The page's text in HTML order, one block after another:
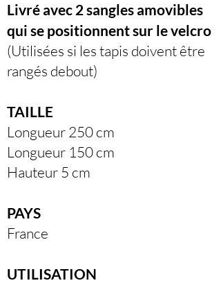
Livré avec 2 sangles amovibles
qui se positionnent sur le velcro
(Utilisées si les tapis doivent être
rangés debout)
TAILLE
Longueur 250 cm
Longueur 150 cm
Hauteur 5 cm
PAYS
France
UTILISATION